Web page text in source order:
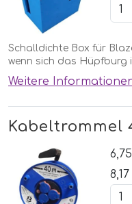
Schalldichte Box für
wenn sich das Hüpfburg
Geräusch des Gebläses
Weitere
Kabeltrommel
6,75
8,17